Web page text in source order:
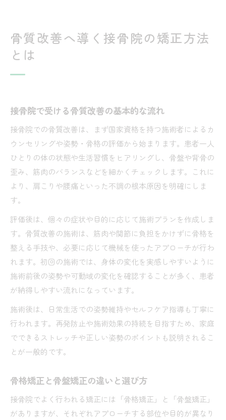
接骨院の骨盤矯正が安全な理由と根拠
接骨院の骨質改善で期待できる現実的な変化
骨格矯正の効果が出るまでの期間と回数目安
骨質改善は一度で実感できるのか最新情報
骨盤矯正のメリットとデメリットを比較解説
矯正で変わる体調と見た目の新常識
接骨院矯正が体調と見た目に与える変化
肩こり腰痛が改善する骨質改善の仕組み
骨格矯正で姿勢やむくみが変わる理由
骨盤矯正で期待できる見た目のメリット
骨質改善後の戻りやすさと予防策を解説
比較でわかる接骨院と他施術の違い
接骨院と整体院の矯正方法の違いを解説
保険適用や施術内容の比較ポイントまとめ
慢性症状に強い接骨院の骨質改善の特徴
一度の施術で実感できる変化と工夫
骨質改善へ導く接骨院の矯正方法
とは
接骨院で受ける骨質改善の基本的な流れ
接骨院での骨質改善は、まず国家資格を持つ施術者によるカ
ウンセリングや姿勢・骨格の評価から始まります。患者一人
ひとりの体の状態や生活習慣をヒアリングし、骨盤や背骨の
歪み、筋肉のバランスなどを細かくチェックします。これに
より、肩こりや腰痛といった不調の根本原因を明確にしま
す。
評価後は、個々の症状や目的に応じて施術プランを作成しま
す。骨質改善の施術は、筋肉や関節に負担をかけずに骨格を
整える手技や、必要に応じて機械を使ったアプローチが行わ
れます。初回の施術では、身体の変化を実感しやすいように
施術前後の姿勢や可動域の変化を確認することが多く、患者
が納得しやすい流れになっています。
施術後は、日常生活での姿勢維持やセルフケア指導も丁寧に
行われます。再発防止や施術効果の持続を目指すため、家庭
でできるストレッチや正しい姿勢のポイントも説明されるこ
とが一般的です。
骨格矯正と骨盤矯正の違いと選び方
接骨院でよく行われる矯正には「骨格矯正」と「骨盤矯正」
がありますが、それぞれアプローチする部位や目的が異なり